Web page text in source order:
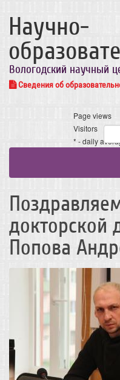
Научно-
Вологодский научный
Сведения об
Page views
Visitors
* - daily
докторской
Попова